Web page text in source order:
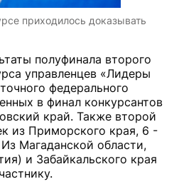
приходилось доказывать
полуфинала второго
управленцев «Лидеры
федерального
в финал конкурсантов
край. Также второй
из Приморского края, 6 -
Магаданской области,
и Забайкальского края